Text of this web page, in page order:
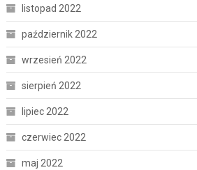
listopad 2022
październik 2022
wrzesień 2022
sierpień 2022
lipiec 2022
czerwiec 2022
maj 2022